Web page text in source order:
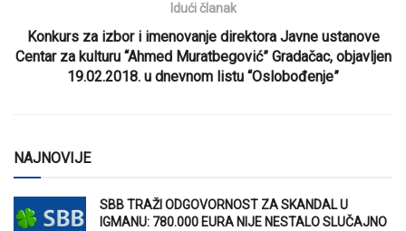
Idući članak
Konkurs za izbor i imenovanje direktora Javne ustanove
Centar za kulturu “Ahmed Muratbegović” Gradačac, objavljen
19.02.2018. u dnevnom listu “Oslobođenje”
NAJNOVIJE
SBB TRAŽI ODGOVORNOST ZA SKANDAL U
IGMANU: 780.000 EURA NIJE NESTALO SLUČAJNO